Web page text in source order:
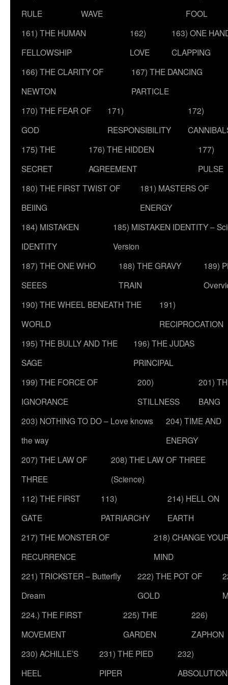
RULE
WAVE
FOOL
161) THE HUMAN
FELLOWSHIP
162)
LOVE
163) ONE
CLAPPING
166) THE CLARITY OF
NEWTON
167) THE DANCING
PARTICLE
170) THE FEAR OF
GOD
171)
RESPONSIBILITY
172)
175) THE
SECRET
176) THE HIDDEN
AGREEMENT
177)
PULSE
180) THE FIRST TWIST OF
BEIING
181) MASTERS OF
ENERGY
184) MISTAKEN
IDENTITY
185) MISTAKEN IDENTITY –
Version
187) THE ONE WHO
SEEES
188) THE GRAVY
TRAIN
189)
190) THE WHEEL BENEATH THE
WORLD
191)
RECIPROCATION
195) THE BULLY AND THE
SAGE
196) THE JUDAS
PRINCIPAL
199) THE FORCE OF
IGNORANCE
200)
STILLNESS
201)
BANG
203) NOTHING TO DO – Love knows
the way
204) TIME AND
ENERGY
207) THE LAW OF
THREE
208) THE LAW OF THREE
(Science)
112) THE FIRST
GATE
113)
PATRIARCHY
214) HELL ON
EARTH
217) THE MONSTER OF
RECURRENCE
218) CHANGE
MIND
221) TRICKSTER – Butterfly
Dream
222) THE POT OF
GOLD
224.) THE FIRST
MOVEMENT
225) THE
GARDEN
226)
ZAPHON
230) ACHILLE’S
HEEL
231) THE PIED
PIPER
232)
ABSOLUTION